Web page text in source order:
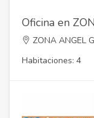
Oficina en
ZONA ANGEL
Habitaciones: 4